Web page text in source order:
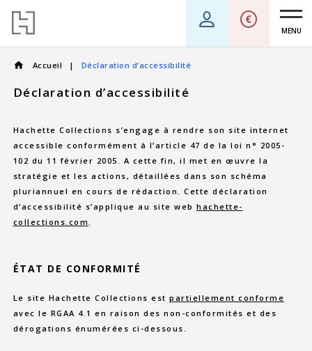
MENU
Accueil Déclaration d’accessibilité
Déclaration d’accessibilité
Hachette Collections s’engage à rendre son site internet
accessible conformément à l’article 47 de la loi n° 2005-
102 du 11 février 2005. A cette fin, il met en œuvre la
stratégie et les actions, détaillées dans son schéma
pluriannuel en cours de rédaction. Cette déclaration
d’accessibilité s’applique au site webhachette-
collections.com.
ÉTAT DE CONFORMITÉ
Le site Hachette Collections estpartiellement conforme
avec le RGAA 4.1 en raison des non-conformités et des
dérogations énumérées ci-dessous.